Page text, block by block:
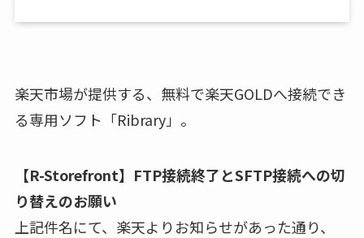
楽天市場が提供する、無料で楽天GOLDへ接続でき
る専用ソフト「Ribrary」。
【R-Storefront】FTP接続終了とSFTP接続への切
り替えのお願い
上記件名にて、楽天よりお知らせがあった通り、